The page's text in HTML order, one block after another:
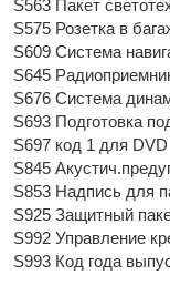
S563 Пакет
S575 Розетка в
S609 Система
S645
S676 Система
S693 Подготовка
S697 код 1 для DVD
S845
S853 Надпись для
S925 Защитный
S992 Управление
S993 Код года